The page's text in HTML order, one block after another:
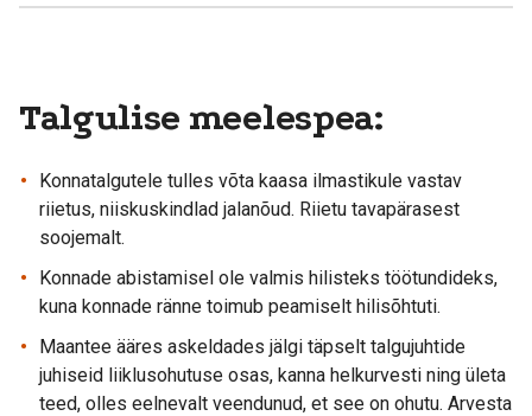
Talgulise meelespea:
Konnatalgutele tulles võta kaasa ilmastikule vastav
riietus, niiskuskindlad jalanõud. Riietu tavapärasest
soojemalt.
Konnade abistamisel ole valmis hilisteks töötundideks,
kuna konnade ränne toimub peamiselt hilisõhtuti.
Maantee ääres askeldades jälgi täpselt talgujuhtide
juhiseid liiklusohutuse osas, kanna helkurvesti ning ületa
teed, olles eelnevalt veendunud, et see on ohutu. Arvesta